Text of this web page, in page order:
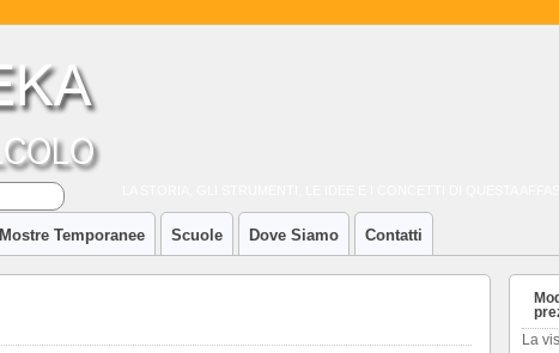
Mostre Temporanee Scuole Dove Siamo Contatti
La